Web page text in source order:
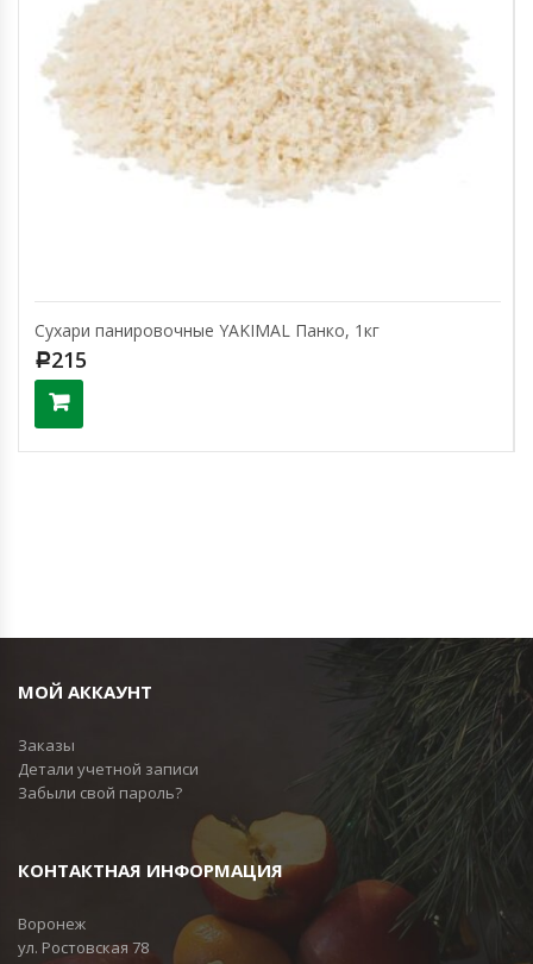
Сухари панировочные YAKIMAL Панко, 1кг
Р215
МОЙ АККАУНТ
Заказы
Детали учетной записи
Забыли свой пароль?
КОНТАКТНАЯ ИНФОРМАЦИЯ
Воронеж
ул. Ростовская 78